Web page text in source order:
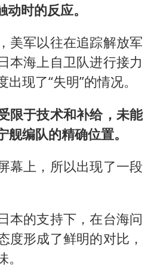
动时的反应。
美军以往在追踪解放军
本海上自卫队进行接力
现了“失明”的情况。
限于技术和补给，未能
编队的精确位置。
幕上，所以出现了一段
本的支持下，在台海问
度形成了鲜明的对比，